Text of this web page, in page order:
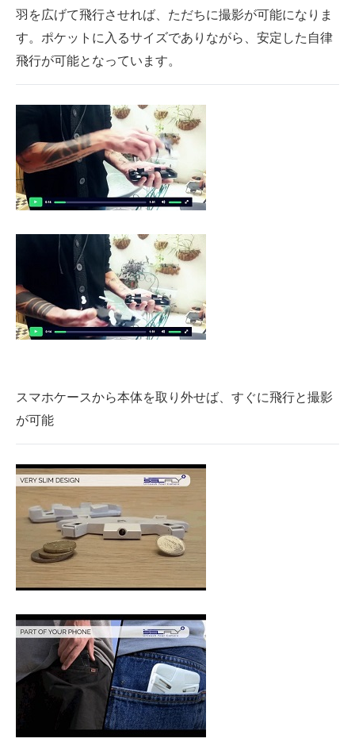
羽を広げて飛行させれば、ただちに撮影が可能になりま
す。ポケットに入るサイズでありながら、安定した自律
飛行が可能となっています。
スマホケースから本体を取り外せば、すぐに飛行と撮影
が可能